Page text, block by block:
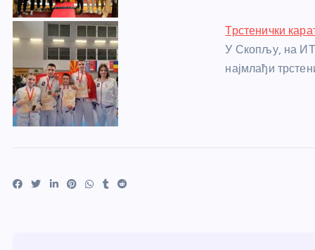
Трстенички
У Скопљу, на
најмлађи